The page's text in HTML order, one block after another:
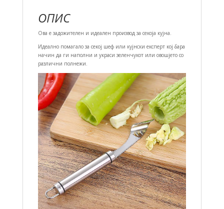
ОПИС
Ова е задожителен и идеален производ за секоја кујна.
Идеално помагало за секој шеф или кујнски експерт кој бара
начин да ги наполни и украси зеленчукот или овошјето со
различни полнежи.